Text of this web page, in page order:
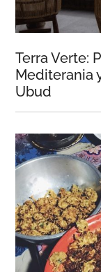
Terra Verte:
Mediterania
Ubud